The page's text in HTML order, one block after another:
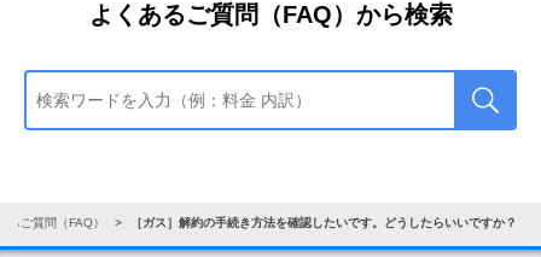
よくあるご質問（FAQ）から検索
るご質問（FAQ） ［ガス］解約の手続き方法を確認したいです。どうしたらいいですか？